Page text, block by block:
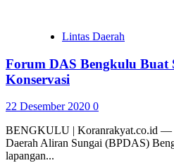
Lintas Daerah
Forum DAS Bengkulu Buat
Konservasi
22 Desember 2020 0
BENGKULU | Koranrakyat.co.id —
Daerah Aliran Sungai (BPDAS)
lapangan...